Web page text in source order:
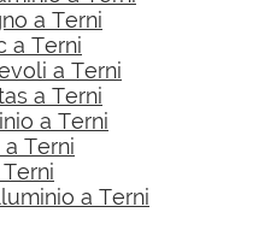
a Terni
a Terni
a Terni
a Terni
a Terni
Terni
a Terni